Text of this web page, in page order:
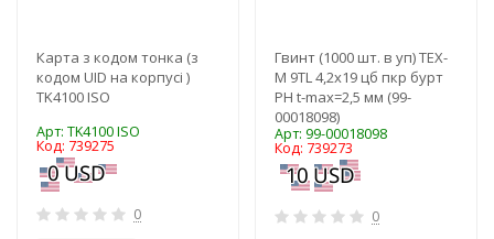
Карта з кодом тонка (з
кодом UID на корпусі )
TK4100 ISO
Арт: TK4100 ISO
Код: 739275
0
Гвинт (1000 шт. в уп) TEX-
M 9TL 4,2х19 цб пкр бурт
PH t-max=2,5 мм (99-
00018098)
Арт: 99-00018098
Код: 739273
0